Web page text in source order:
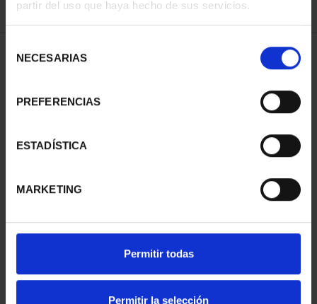
partir del uso que haya hecho de sus servicios.
NECESARIAS
PREFERENCIAS
ESTADÍSTICA
MARKETING
Permitir todas
Permitir la selección
1 Productos encontrados
DE LA HUMANIDAD
COLE...